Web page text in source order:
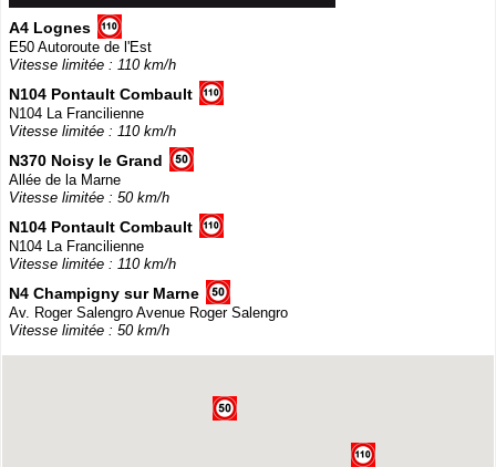
A4 Lognes
E50 Autoroute de l'Est
Vitesse limitée : 110 km/h
N104 Pontault Combault
N104 La Francilienne
Vitesse limitée : 110 km/h
N370 Noisy le Grand
Allée de la Marne
Vitesse limitée : 50 km/h
N104 Pontault Combault
N104 La Francilienne
Vitesse limitée : 110 km/h
N4 Champigny sur Marne
Av. Roger Salengro Avenue Roger Salengro
Vitesse limitée : 50 km/h